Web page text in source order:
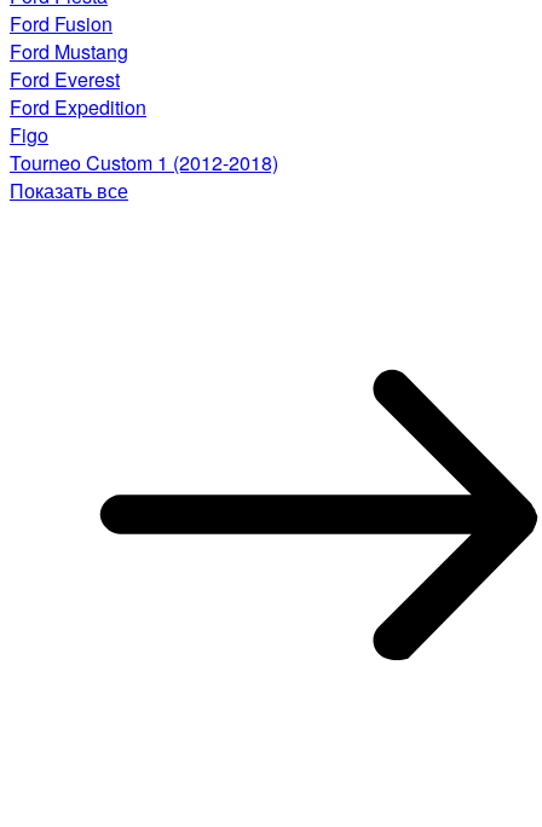
Ford Fusion
Ford Mustang
Ford Everest
Ford Expedition
Figo
Tourneo Custom 1 (2012-2018)
Показать все